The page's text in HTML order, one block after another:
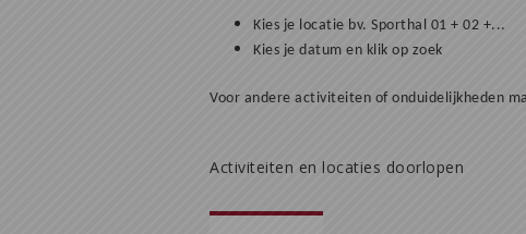
Kies je locatie bv. Sporthal 01 + 02 +...
Kies je datum en klik op zoek
Voor andere activiteiten of onduidelijkheden
Activiteiten en locaties doorlopen